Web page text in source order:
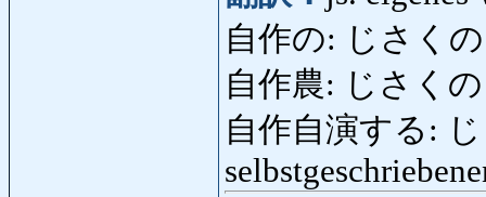
自作の: じさくの
自作農: じさくの
自作自演する: